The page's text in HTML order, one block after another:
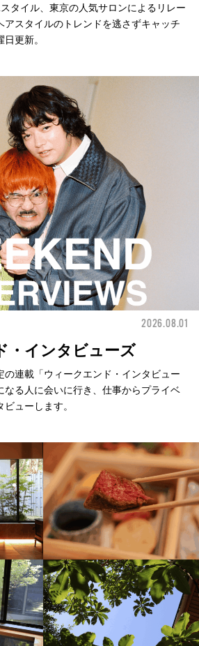
タイル、東京の人気サロンによるリレー
アスタイルのトレンドを逃さずキャッチ
更新。
2026.08.01
・インタビューズ
の連載「ウィークエンド・インタビュー
なる人に会いに行き、仕事からプライベ
ューします。